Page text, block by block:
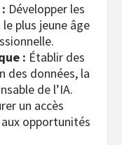
Développer les
plus jeune âge
: Établir des
des données, la
de l’IA.
un accès
opportunités